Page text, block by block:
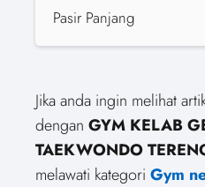
Pasir Panjang
Jika anda ingin melihat
dengan GYM KELAB
TAEKWONDO
melawati kategori Gym